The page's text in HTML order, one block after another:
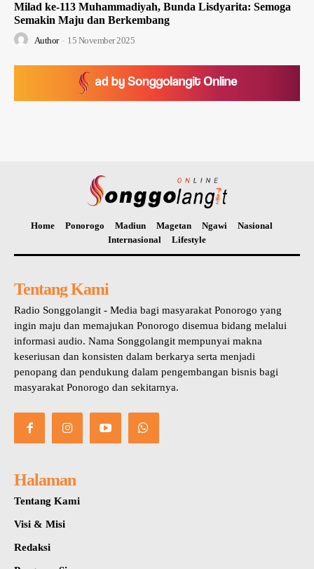
Milad ke-113 Muhammadiyah, Bunda Lisdyarita: Semoga
Semakin Maju dan Berkembang
Author - 15 November 2025
Home Ponorogo Madiun Magetan Ngawi
Nasional
Internasional
Lifestyle
Tentang Kami
Radio Songgolangit - Media bagi masyarakat Ponorogo yang
ingin maju dan memajukan Ponorogo disemua bidang melalui
informasi audio. Nama Songgolangit mempunyai makna
keseriusan dan konsisten dalam berkarya serta menjadi
penopang dan pendukung dalam pengembangan bisnis bagi
masyarakat Ponorogo dan sekitarnya.
Halaman
Tentang Kami
Visi & Misi
Redaksi